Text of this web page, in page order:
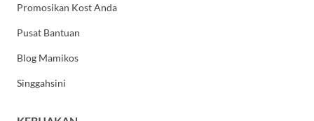
Promosikan Kost Anda
Pusat Bantuan
Blog Mamikos
Singgahsini